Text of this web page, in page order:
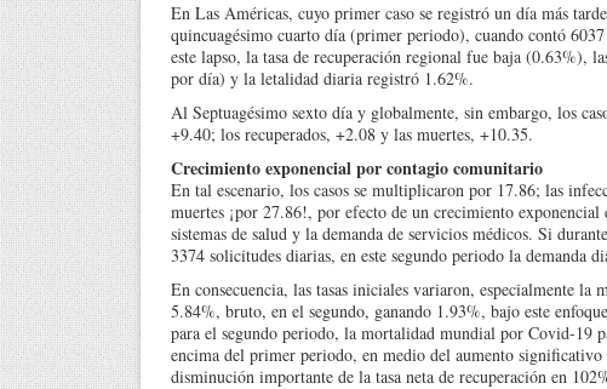
En Las Américas, cuyo primer caso se registró un día más
quincuagésimo cuarto día (primer periodo), cuando contó
este lapso, la tasa de recuperación regional fue baja (0.63%),
por día) y la letalidad diaria registró 1.62%.
Al Septuagésimo sexto día y globalmente, sin embargo, los
+9.40; los recuperados, +2.08 y las muertes, +10.35.
Crecimiento exponencial por contagio comunitario
En tal escenario, los casos se multiplicaron por 17.86; las
muertes ¡por 27.86!, por efecto de un crecimiento
sistemas de salud y la demanda de servicios médicos. Si
3374 solicitudes diarias, en este segundo periodo la demanda
En consecuencia, las tasas iniciales variaron, especialmente
5.84%, bruto, en el segundo, ganando 1.93%, bajo este
para el segundo periodo, la mortalidad mundial por Covid-19
encima del primer periodo, en medio del aumento
disminución importante de la tasa neta de recuperación en